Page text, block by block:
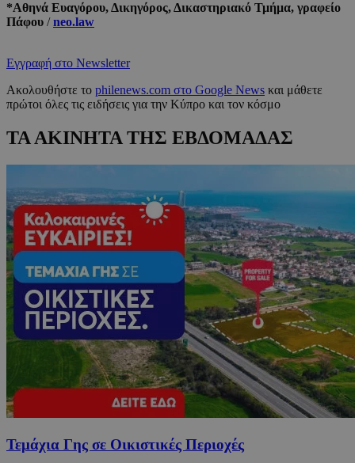
*Αθηνά Ευαγόρου, Δικηγόρος, Δικαστηριακό Τμήμα, γραφείο
Πάφου /neo.law
Εγγραφή στο Newsletter
Ακολουθήστε το philenews.com στο Google News και μάθετε
πρώτοι όλες τις ειδήσεις για την Κύπρο και τον κόσμο
ΤΑ ΑΚΙΝΗΤΑ ΤΗΣ ΕΒΔΟΜΑΔΑΣ
Τεμάχια Γης σε Οικιστικές Περιοχές